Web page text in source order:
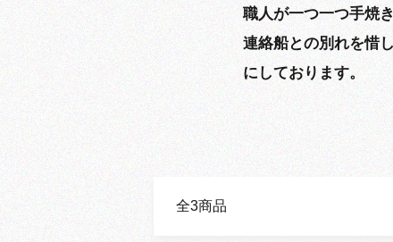
職人が一つ一つ手焼
連絡船との別れを惜
にしております。
全3商品